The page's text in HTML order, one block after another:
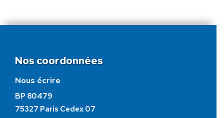
Nos coordonnées
Nous écrire
BP 80479
75327 Paris Cedex 07